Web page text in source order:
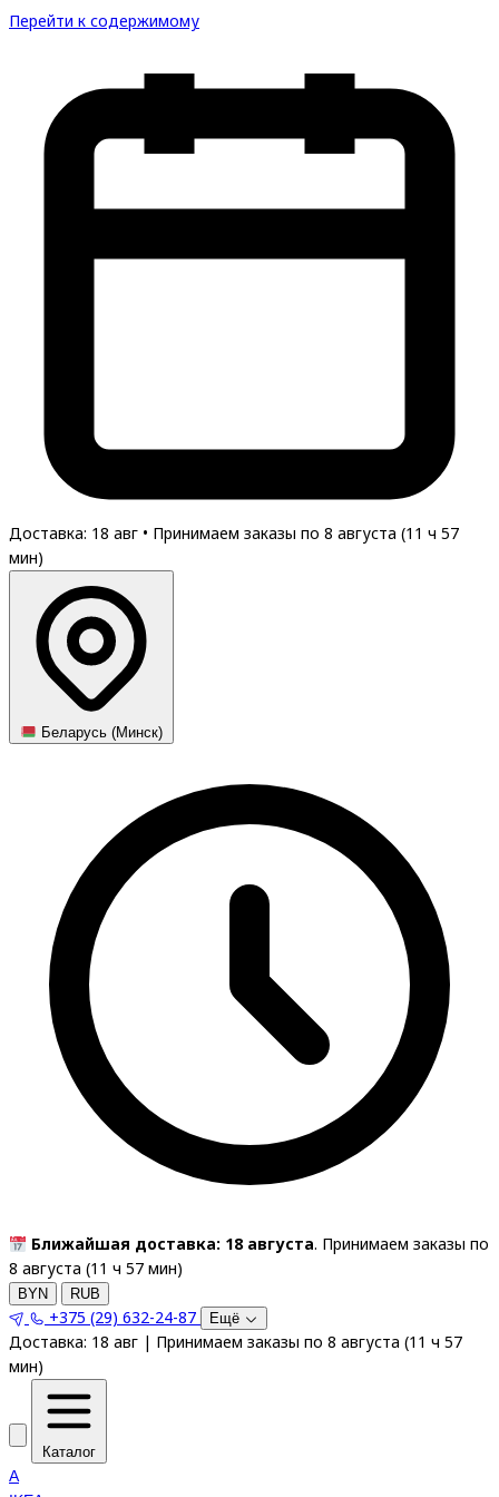
Перейти к содержимому
Доставка: 18 авг • Принимаем заказы по 8 августа (11 ч 57
мин)
Беларусь (Минск)
Ближайшая доставка: 18 августа. Принимаем заказы по
8 августа (11 ч 57 мин)
BYN RUB
+375 (29) 632-24-87 Ещё
Доставка: 18 авг | Принимаем заказы по 8 августа (11 ч 57
мин)
Каталог
A